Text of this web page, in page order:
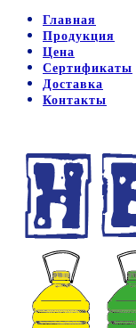
Главная
Продукция
Цена
Сертификаты
Доставка
Контакты